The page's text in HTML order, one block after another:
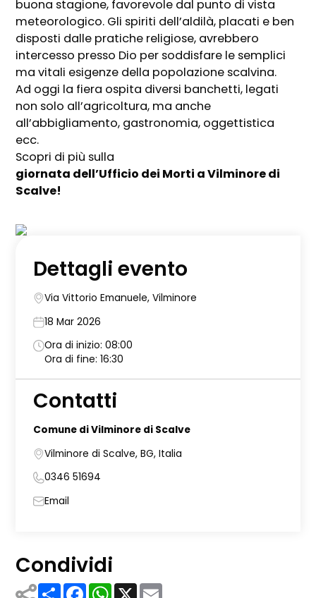
buona stagione, favorevole dal punto di vista
meteorologico. Gli spiriti dell’aldilà, placati e ben
disposti dalle pratiche religiose, avrebbero
intercesso presso Dio per soddisfare le semplici
ma vitali esigenze della popolazione scalvina.
Ad oggi la fiera ospita diversi banchetti, legati
non solo all’agricoltura, ma anche
all’abbigliamento, gastronomia, oggettistica
ecc.
Scopri di più sulla
giornata dell’Ufficio dei Morti a Vilminore di
Scalve!
Dettagli evento
Via Vittorio Emanuele, Vilminore
18 Mar 2026
Ora di inizio: 08:00
Ora di fine: 16:30
Contatti
Comune di Vilminore di Scalve
Vilminore di Scalve, BG, Italia
0346 51694
Email
Condividi
ShareFacebook
WhatsApp
X